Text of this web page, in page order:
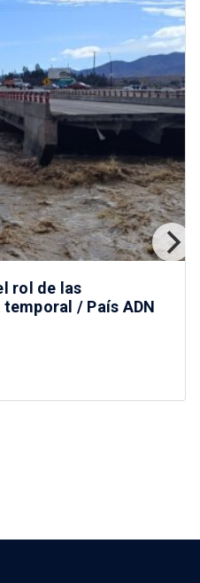
rol de las
/ País ADN